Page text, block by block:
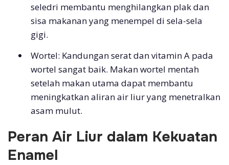
seledri membantu menghilangkan plak dan
sisa makanan yang menempel di sela-sela
gigi.
Wortel: Kandungan serat dan vitamin A pada
wortel sangat baik. Makan wortel mentah
setelah makan utama dapat membantu
meningkatkan aliran air liur yang menetralkan
asam mulut.
Peran Air Liur dalam Kekuatan
Enamel